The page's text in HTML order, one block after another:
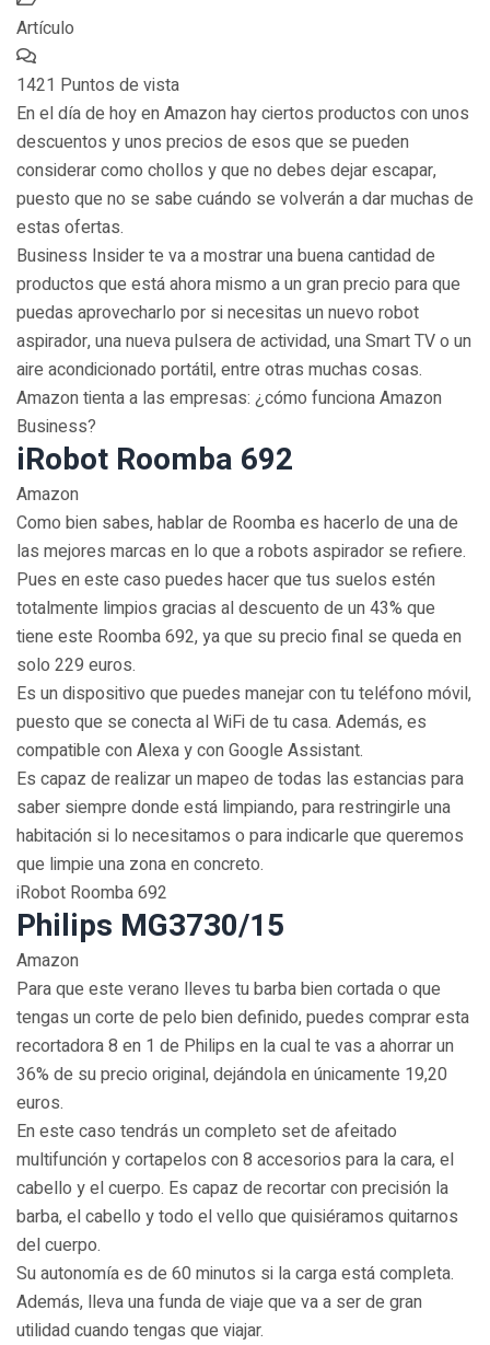
Artículo
1421 Puntos de vista
En el día de hoy en Amazon hay ciertos productos con unos
descuentos y unos precios de esos que se pueden
considerar como chollos y que no debes dejar escapar,
puesto que no se sabe cuándo se volverán a dar muchas de
estas ofertas.
Business Insider te va a mostrar una buena cantidad de
productos que está ahora mismo a un gran precio para que
puedas aprovecharlo por si necesitas un nuevo robot
aspirador, una nueva pulsera de actividad, una Smart TV o un
aire acondicionado portátil, entre otras muchas cosas.
Amazon tienta a las empresas: ¿cómo funciona Amazon
Business?
iRobot Roomba 692
Amazon
Como bien sabes, hablar de Roomba es hacerlo de una de
las mejores marcas en lo que a robots aspirador se refiere.
Pues en este caso puedes hacer que tus suelos estén
totalmente limpios gracias al descuento de un 43% que
tiene este Roomba 692, ya que su precio final se queda en
solo 229 euros.
Es un dispositivo que puedes manejar con tu teléfono móvil,
puesto que se conecta al WiFi de tu casa. Además, es
compatible con Alexa y con Google Assistant.
Es capaz de realizar un mapeo de todas las estancias para
saber siempre donde está limpiando, para restringirle una
habitación si lo necesitamos o para indicarle que queremos
que limpie una zona en concreto.
iRobot Roomba 692
Philips MG3730/15
Amazon
Para que este verano lleves tu barba bien cortada o que
tengas un corte de pelo bien definido, puedes comprar esta
recortadora 8 en 1 de Philips en la cual te vas a ahorrar un
36% de su precio original, dejándola en únicamente 19,20
euros.
En este caso tendrás un completo set de afeitado
multifunción y cortapelos con 8 accesorios para la cara, el
cabello y el cuerpo. Es capaz de recortar con precisión la
barba, el cabello y todo el vello que quisiéramos quitarnos
del cuerpo.
Su autonomía es de 60 minutos si la carga está completa.
Además, lleva una funda de viaje que va a ser de gran
utilidad cuando tengas que viajar.